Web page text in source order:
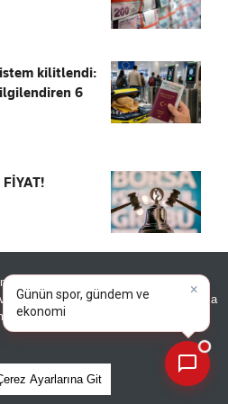
adına sitemizde
KVKK ve GDPR kapsamında
içinAydınlatma Metnimizi
Ayarlarına Git
kilitlendi:
6
×
Günün spor, gündem ve
ekonomi gelişmelerini analiz
edin!|